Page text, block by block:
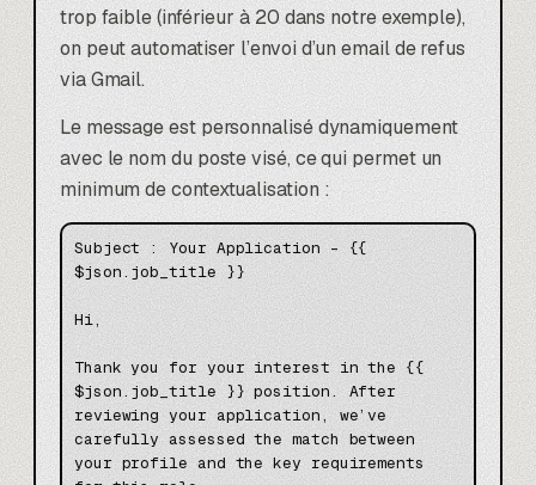
trop faible (inférieur à 20 dans notre exemple),
on peut automatiser l’envoi d’un email de refus
via Gmail.
Le message est personnalisé dynamiquement
avec le nom du poste visé, ce qui permet un
minimum de contextualisation :
Subject : Your Application – {{
$json.job_title }}
Hi,
Thank you for your interest in the {{
$json.job_title }} position. After
reviewing your application, we’ve
carefully assessed the match between
your profile and the key requirements